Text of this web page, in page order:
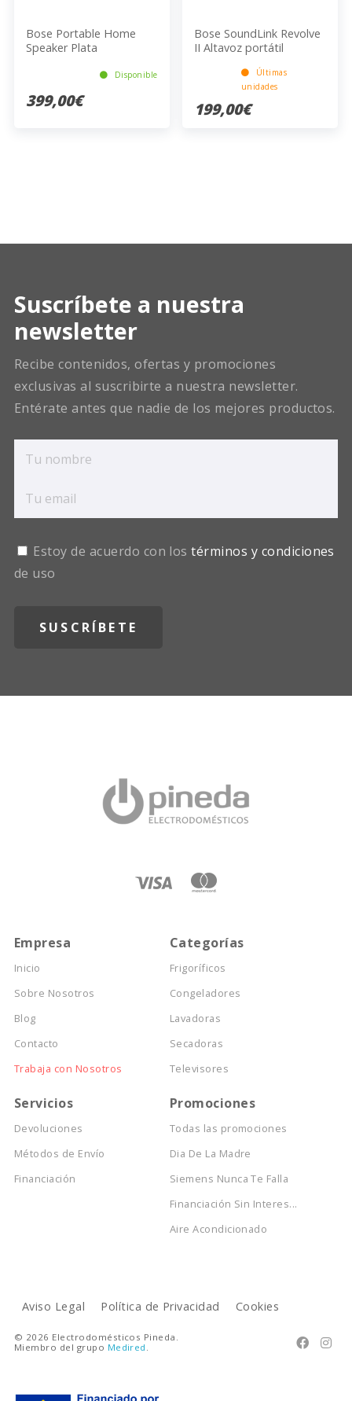
Bose Portable Home
Speaker Plata
Disponible
399,00€
Bose SoundLink Revolve
II Altavoz portátil
Últimas
unidades
199,00€
Suscríbete a nuestra
newsletter
Recibe contenidos, ofertas y promociones
exclusivas al suscribirte a nuestra newsletter.
Entérate antes que nadie de los mejores productos.
Estoy de acuerdo con lostérminos y condiciones
de uso
Empresa
Inicio
Sobre Nosotros
Blog
Contacto
Trabaja con Nosotros
Categorías
Frigoríficos
Congeladores
Lavadoras
Secadoras
Televisores
Servicios
Devoluciones
Métodos de Envío
Financiación
Promociones
Todas las promociones
Dia De La Madre
Siemens Nunca Te Falla
Financiación Sin Interes...
Aire Acondicionado
Aviso Legal Política de Privacidad Cookies
 
© 2026 Electrodomésticos Pineda.
Miembro del grupo Medired